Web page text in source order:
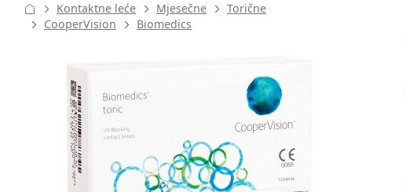
Kontaktne leće Mjesečne
Torične
CooperVision
Biomedics